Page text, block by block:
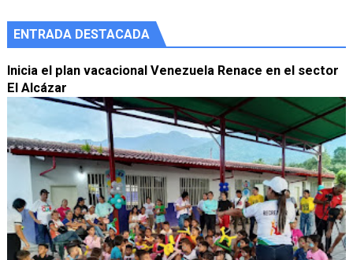
ENTRADA DESTACADA
Inicia el plan vacacional Venezuela Renace en el sector
El Alcázar